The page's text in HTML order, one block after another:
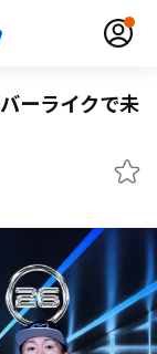
ーライクで未